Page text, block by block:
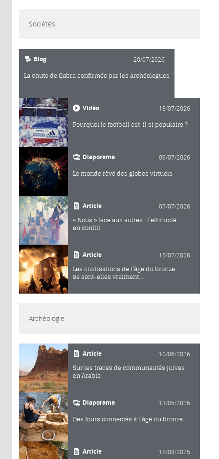
Sociétés
Blog 20/07/2026
La chute de Qabra confirmée par les archéologues
Vidéo 13/07/2026
Pourquoi le football est-il si populaire ?
Diaporama 09/07/2026
Le monde rêvé des globes virtuels
Article 07/07/2026
« Nous » face aux autres : l’ethnicité
en conflit
Article 15/07/2026
Les civilisations de l’âge du bronze
se sont-elles vraiment...
Archéologie
Article 10/06/2026
Sur les traces de communautés juives
en Arabie
Diaporama 13/05/2026
Des fours connectés à l’âge du bronze
Article 18/08/2025